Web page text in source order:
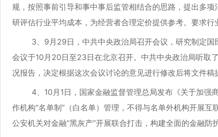
规，按照事前引导和事中事后监管相结合的思路，提出多
研评估行业平均成本，为经营者合理定价提供参考。要求
3、9月29日，中共中央政治局召开会议，研究制定国民
会议于10月20日至23日在北京召开。中共中央政治局听取
况报告，决定根据这次会议讨论的意见进行修改后将文件
4、10月1日，国家金融监督管理总局发布《关于加强商
作机构“名单制”（白名单）管理，不得与名单外机构开展
公安机关对金融“黑灰产”开展联合打击，构建全面的金融